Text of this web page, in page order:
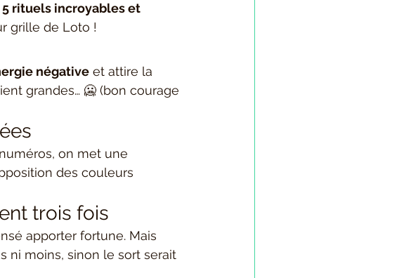
5 rituels incroyables et
grille de Loto !
négative et attire la
grandes… 🥶 (bon courage
on met une
des couleurs
trois fois
apporter fortune. Mais
ni moins, sinon le sort serait